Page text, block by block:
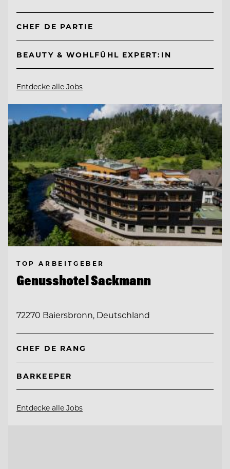
CHEF DE PARTIE
BEAUTY & WOHLFÜHL EXPERT:IN
Entdecke alle Jobs
TOP ARBEITGEBER
Genusshotel Sackmann
72270 Baiersbronn, Deutschland
CHEF DE RANG
BARKEEPER
Entdecke alle Jobs